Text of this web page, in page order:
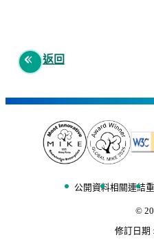
返回
公開資料相關連結
©
修訂日期 :